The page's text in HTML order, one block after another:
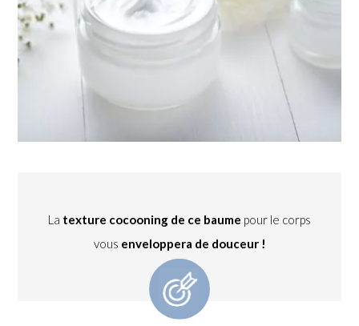
La texture cocooning de ce baume pour le corps
vous enveloppera de douceur !